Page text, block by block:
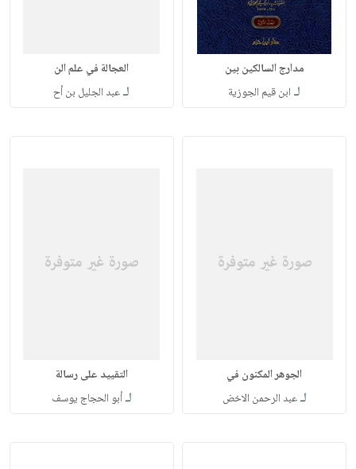
مدارج السالكين بين
لـ ابن قيم الجوزية
العجالة في علم الن
لـعبد الجليل بن أح
الجوهر المكنون في
لـعبد الرحمن الاخض
التقييد على رسالة
لـأبو الحجاج يوسف